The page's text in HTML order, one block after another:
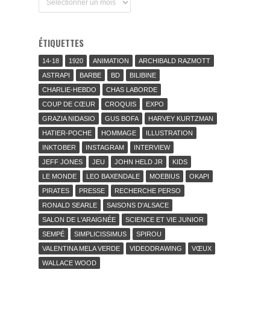
ÉTIQUETTES
14-18 1920 ANIMATION
ARCHIBALD RAZMOTT
ASTRAPI
BARBE BD
BILIBINE
CHARLIE-HEBDO
CHAS LABORDE
COUP DE CŒUR
CROQUIS
EXPO
GRAZIA NIDASIO
GUS BOFA
HARVEY KURTZMAN
HATIER-POCHE
HOMMAGE
ILLUSTRATION
INKTOBER
INSTAGRAM
INTERVIEW
JEFF JONES
JEU JOHN HELD JR
KIDS
LE MONDE
LEO BAXENDALE MOEBIUS
OKAPI
PIRATES
PRESSE
RECHERCHE PERSO
RONALD SEARLE
SAISONS D'ALSACE
SALON DE L'ARAIGNÉE
SCIENCE ET VIE JUNIOR
SEMPÉ
SIMPLICISSIMUS
SPIROU
VALENTINA MELA VERDE
VIDEODRAWING
VŒUX
WALLACE WOOD